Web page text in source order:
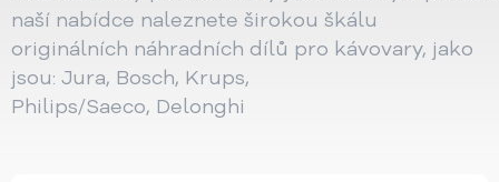
naší nabídce naleznete širokou škálu
originálních náhradních dílů pro kávovary, jako
jsou: Jura, Bosch, Krups,
Philips/Saeco, Delonghi